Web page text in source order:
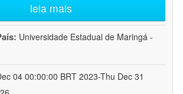
leia mais
Universidade Estadual de Maringá -
04 00:00:00 BRT 2023-Thu Dec 31